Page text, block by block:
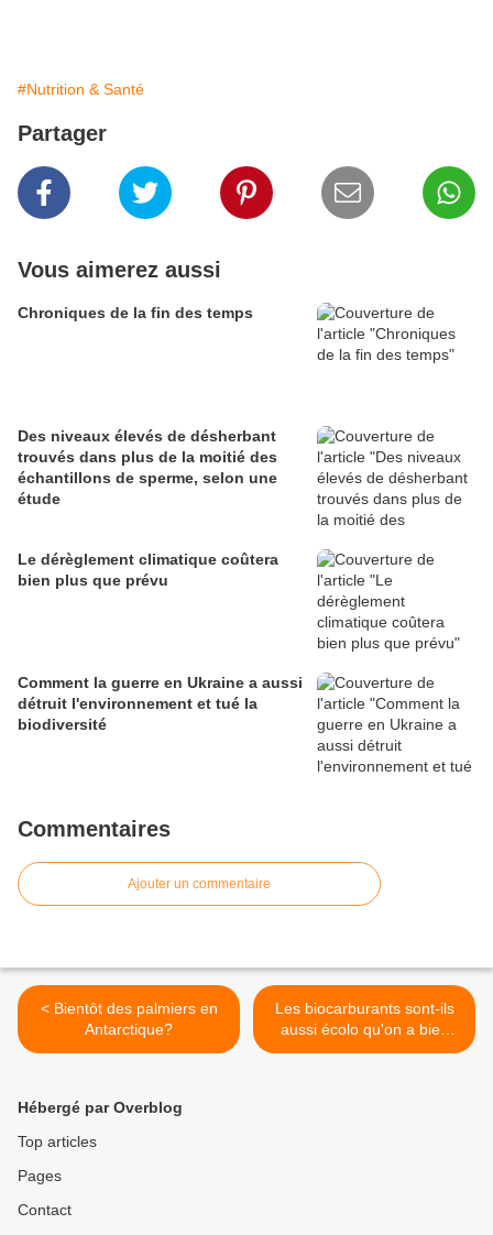
#Nutrition & Santé
Partager
Vous aimerez aussi
Chroniques de la fin des temps
Des niveaux élevés de désherbant
trouvés dans plus de la moitié des
échantillons de sperme, selon une
étude
Le dérèglement climatique coûtera
bien plus que prévu
Comment la guerre en Ukraine a aussi
détruit l'environnement et tué la
biodiversité
Commentaires
Ajouter un commentaire
< Bientôt des palmiers en
Antarctique?
Les biocarburants sont-ils
aussi écolo qu'on a bien
voulu nous le faire croire ?
Hébergé par Overblog
Top articles
Pages
Contact